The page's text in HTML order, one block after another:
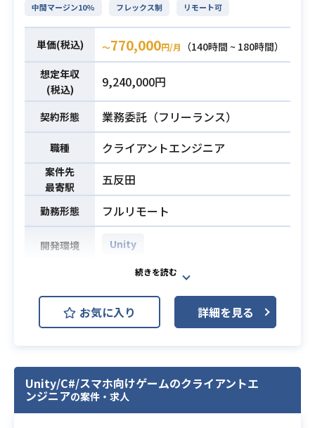
業務内容
・効率的な開発環境の構築やツール
の作成
背景の木や石などの汎用物は作ら
ず、ユニークな体験を与えるモデル
にリソースを集中します。とにかく
無駄な物を作りません。
純粋にユーザーが求めているものを
最速で作っていきます。
・Unity/UE5
・Substance Designer/Substance
Painter
・Houdini
・Zbrush
・Blender/Maya
・UnityもしくはUnreal Engine 4で
の開発経験がある方
・PCゲームにおける開発経験をお持
ちの方
・商用ゲーム開発におけるリードエ
中間マージン10% フレックス制 リモート可
単価(税込) 〜770,000円/月
（140時間 ~ 180時間）
想定年収
(税込)
9,240,000円
契約形態 業務委託（フリーランス）
職種 クライアントエンジニア
案件先
最寄駅
五反田
勤務形態 フルリモート
開発環境 Unity
業務内容
Unityを使用したゲームの設計・開発
を担当して頂きます
・遊びのコアとなるゲームシステム
の開発
ックスのためのシェーダー等の開発
やパイプラインの構築
・キャラクタの魅力あるアクショ
お気に入り 詳細を見る
Unity/C#/スマホ向けゲームのクライアントエ
ンジニアの案件・求人